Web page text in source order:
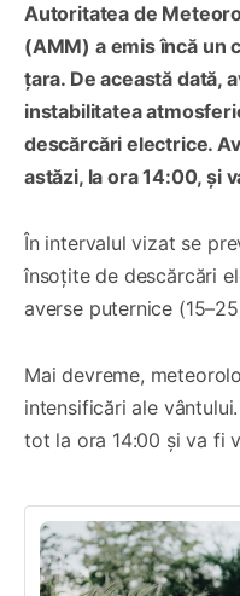
Autoritatea de
(AMM) a emis încă un
țara. De această dată,
instabilitatea
descărcări electrice.
astăzi, la ora 14:00, și
În intervalul vizat se
însoțite de descărcări
averse puternice
Mai devreme,
intensificări ale
tot la ora 14:00 și va fi